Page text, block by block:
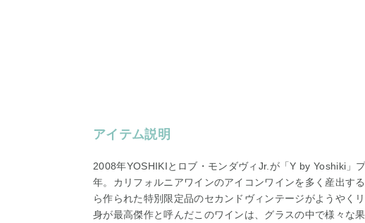
アイテム説明
2008年YOSHIKIとロブ・モンダヴィJr.が「Y by Yoshiki」
年。カリフォルニアワインのアイコンワインを多く産出す
ら作られた特別限定品のセカンドヴィンテージがようやく
身が最高傑作と呼んだこのワインは、グラスの中で様々な